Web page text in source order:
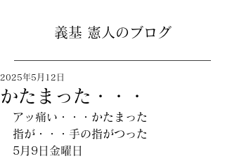
義基 憲人のブログ
かたまった・・・
2025年5月12日
アッ痛い・・・かたまった
指が・・・手の指がつった
5月9日金曜日